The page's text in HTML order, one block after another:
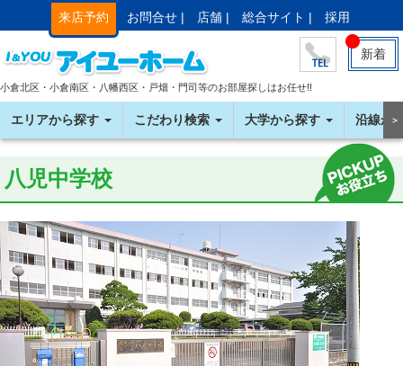
来店予約 お問合せ | 店舗 | 総合サイト | 採用
新着
小倉北区・小倉南区・八幡西区・戸畑・門司等のお部屋探しはお任せ!!
エリアから探す こだわり検索 大学から探す 沿線か＞
八児中学校